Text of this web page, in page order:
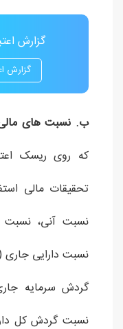
گزارش
گزارش
ب. نسبت های
که روی ریسک
تحقیقات مالی
نسبت آنی، نسبت
نسبت دارایی جاری
گردش سرمایه
نسبت گردش کل